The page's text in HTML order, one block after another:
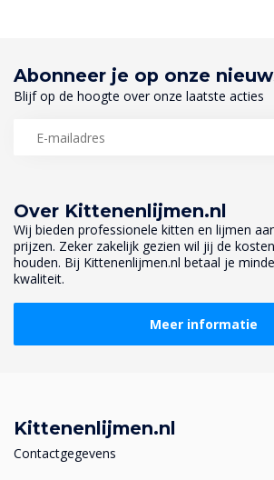
Over Kittenenlijmen.nl
Wij bieden professionele kitten en lijmen
prijzen. Zeker zakelijk gezien wil jij de
houden. Bij Kittenenlijmen.nl betaal je
kwaliteit.
Meer informatie
Abonneer je op onze
Blijf op de hoogte over onze laatste acties
Kittenenlijmen.nl
Contactgegevens